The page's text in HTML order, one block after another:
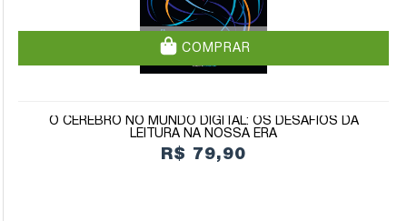
COMPRAR
O CÉREBRO NO MUNDO DIGITAL: OS DESAFIOS DA
LEITURA NA NOSSA ERA
R$ 79,90